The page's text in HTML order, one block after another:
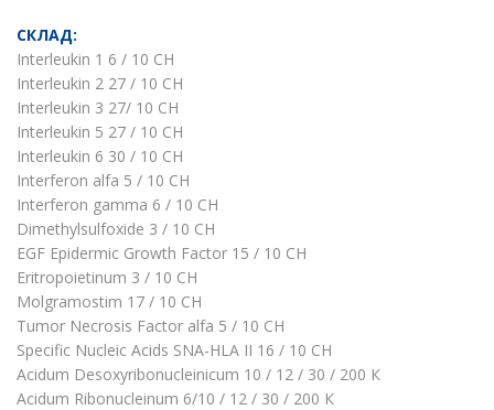
СКЛАД:
Interleukin 1 6 / 10 CH
Interleukin 2 27 / 10 CH
Interleukin 3 27/ 10 CH
Interleukin 5 27 / 10 CH
Interleukin 6 30 / 10 CH
Interferon alfa 5 / 10 CH
Interferon gamma 6 / 10 CH
Dimethylsulfoxide 3 / 10 CH
EGF Epidermic Growth Factor 15 / 10 CH
Eritropoietinum 3 / 10 CH
Molgramostim 17 / 10 CH
Tumor Necrosis Factor alfa 5 / 10 CH
Specific Nucleic Acids SNA-HLA II 16 / 10 CH
Acidum Desoxyribonucleinicum 10 / 12 / 30 / 200 К
Acidum Ribonucleinum 6/10 / 12 / 30 / 200 К